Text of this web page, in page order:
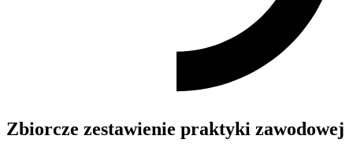
Zbiorcze zestawienie praktyki zawodowej